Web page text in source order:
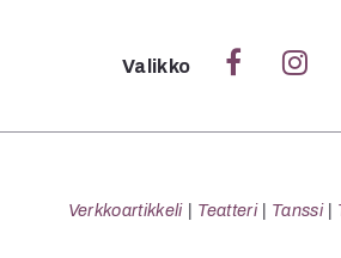
Sulje
Valikko
Verkkoartikkeli Teatteri Tanssi